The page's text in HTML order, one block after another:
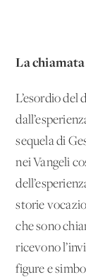
La
L’esordio
sequela di
nei Vangeli
storie
che sono
ricevono
figure e